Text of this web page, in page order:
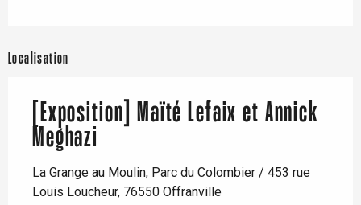
Localisation
[Exposition] Maïté Lefaix et Annick
Meghazi
La Grange au Moulin, Parc du Colombier / 453 rue
Louis Loucheur, 76550 Offranville